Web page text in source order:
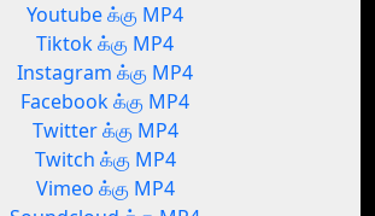
Youtube க்கு MP4
Tiktok க்கு MP4
Instagram க்கு MP4
Facebook க்கு MP4
Twitter க்கு MP4
Twitch க்கு MP4
Vimeo க்கு MP4